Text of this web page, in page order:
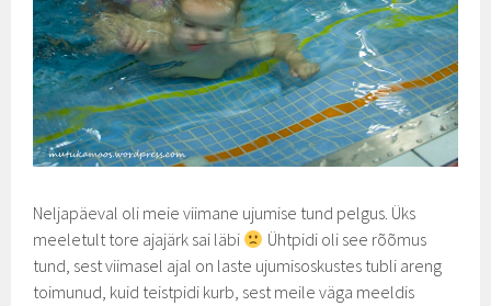
Neljapäeval oli meie viimane ujumise tund pelgus. Üks
meeletult tore ajajärk sai läbi
Ühtpidi oli see rõõmus
tund, sest viimasel ajal on laste ujumisoskustes tubli areng
toimunud, kuid teistpidi kurb, sest meile väga meeldis